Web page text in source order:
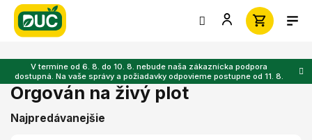
Prejsť
obsah
V termíne od 6. 8. do 10. 8. nebude naša zákaznícka podpora
dostupná. Na vaše správy a požiadavky odpovieme postupne od 11. 8.
Orgován na živý plot
Najpredávanejšie